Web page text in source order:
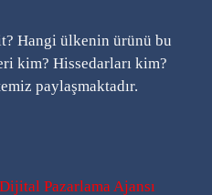
Hangi ülkenin ürünü bu
kim? Hissedarları kim?
paylaşmaktadır.
Dijital Pazarlama Ajansı